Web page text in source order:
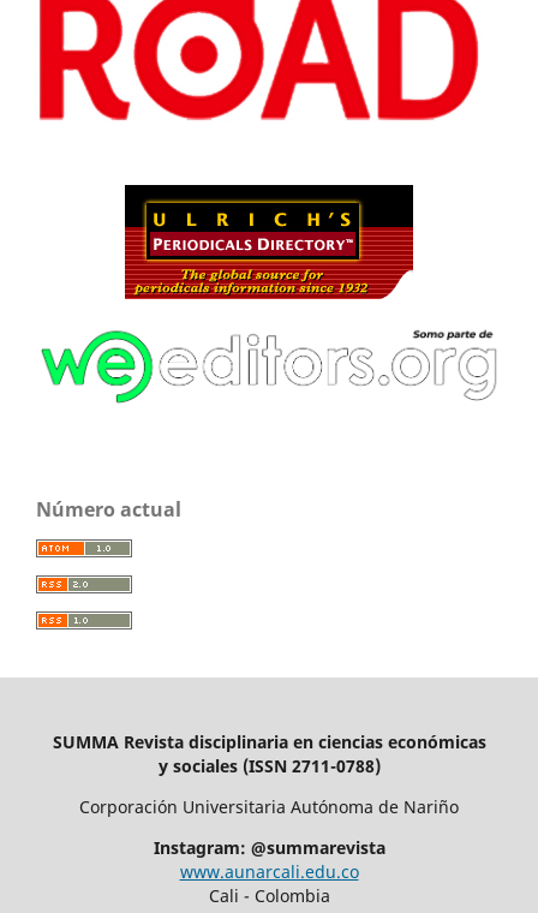
Número actual
SUMMA Revista disciplinaria en ciencias económicas
y sociales (ISSN 2711-0788)
Corporación Universitaria Autónoma de Nariño
Instagram: @summarevista
www.aunarcali.edu.co
Cali - Colombia